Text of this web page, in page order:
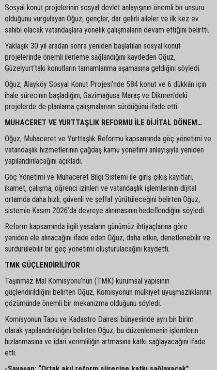
Sosyal konut projelerinin sosyal devlet anlayışının önemli bir unsuru
olduğunu vurgulayan Oğuz, gençler, dar gelirli aileler ve ilk kez ev
sahibi olacak vatandaşlara yönelik çalışmaların devam ettiğini belirtti.
Yaklaşık 30 yıl aradan sonra yeniden başlatılan sosyal konut
projelerinde önemli ilerleme sağlandığını kaydeden Oğuz,
Güzelyurt’taki konutların tamamlanma aşamasına geldiğini söyledi.
Oğuz, Alayköy Sosyal Konut Projesi’nde 584 konut ve 6 dükkân için
ihale sürecinin başladığını, Gazimağusa Maraş ve Dikmen’deki
projelerde de planlama çalışmalarının sürdüğünü ifade etti.
MUHACERET VE YURTTAŞLIK REFORMU İLE DİJİTAL DÖNEM…
Oğuz, Muhaceret ve Yurttaşlık Reformu kapsamında göç yönetimi ve
vatandaşlık hizmetlerinin çağdaş kamu yönetimi anlayışıyla yeniden
yapılandırılacağını açıkladı.
Göç Yönetimi ve Muhaceret Bilgi Sistemi ile giriş-çıkış kayıtları,
ikamet, çalışma, öğrenci izinleri ve vatandaşlık işlemlerinin dijital
ortamda daha hızlı, güvenli ve şeffaf yürütüleceğini belirten Oğuz,
sistemin Kasım 2026’da devreye alınmasının hedeflendiğini söyledi.
Reform kapsamında ilgili yasaların günümüz ihtiyaçlarına göre
yeniden ele alınacağını ifade eden Oğuz, daha etkin, denetlenebilir ve
sürdürülebilir bir göç yönetimi oluşturulacağını kaydetti.
TMK GÜÇLENDİRİLİYOR
Taşınmaz Mal Komisyonu’nun (TMK) kurumsal yapısının
güçlendirildiğini belirten Oğuz, Komisyonun mülkiyet uyuşmazlıklarının
çözümünde önemli bir mekanizma olduğunu söyledi.
Komisyonun Tapu ve Kadastro Dairesi bünyesinde ayrı bir birim
olarak yapılandırıldığını belirten Oğuz, bu düzenlemenin işlemlerin
hızlanmasına ve idari verimliliğin artmasına katkı sağlayacağını ifade
etti.